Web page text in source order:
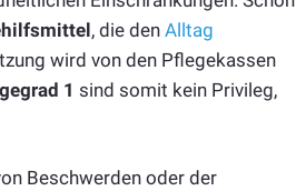
, die den Alltag
wird von den Pflegekassen
1 sind somit kein Privileg,
Beschwerden oder der